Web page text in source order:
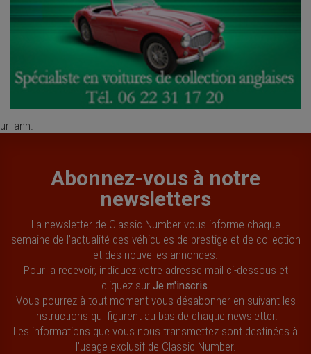
url ann.
Abonnez-vous à notre
newsletters
La newsletter de Classic Number vous informe chaque
semaine de l’actualité des véhicules de prestige et de collection
et des nouvelles annonces.
Pour la recevoir, indiquez votre adresse mail ci-dessous et
cliquez sur Je m'inscris
Vous pourrez à tout moment vous désabonner en suivant les
instructions qui figurent au bas de chaque newsletter.
Les informations que vous nous transmettez sont destinées à
l’usage exclusif de Classic Number.